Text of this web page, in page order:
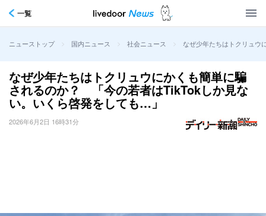
一覧
ニューストップ > 国内ニュース > 社会ニュース > なぜ少年たちはトクリュ
なぜ少年たちはトクリュウにかくも簡単に騙
されるのか？ 「今の若者はTikTokしか見な
い。いくら啓発をしても…」
2026年6月2日 16時31分